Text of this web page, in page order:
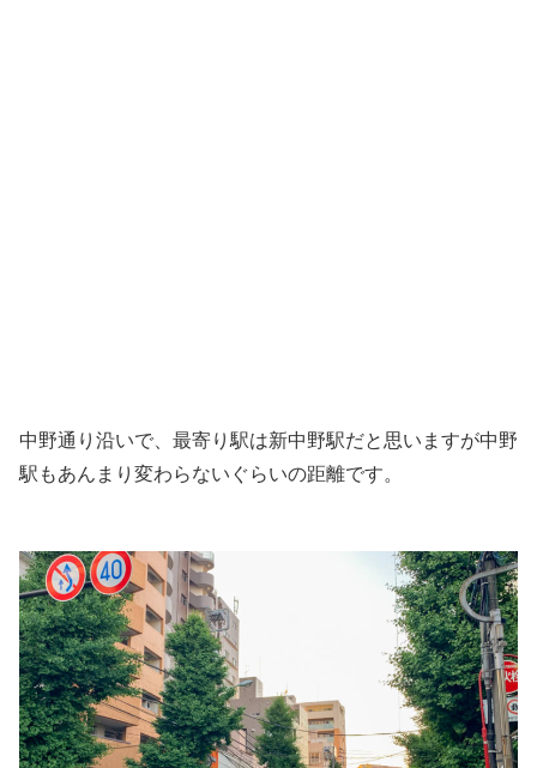
中野通り沿いで、最寄り駅は新中野駅だと思いますが中野
駅もあんまり変わらないぐらいの距離です。